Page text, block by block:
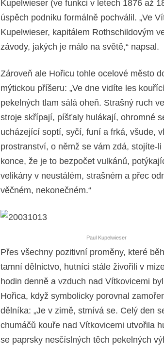
Kupelwieser (ve funkci v letech 1876 až
úspěch podniku formálně pochválil. „Ve
Kupelwieser, kapitálem Rothschildovým
závody, jakých je málo na světě,“ napsal.
Zároveň ale Hořicu tohle ocelové město
mýtickou příšeru: „Ve dne vidíte les
pekelných tlam sálá oheň. Strašný ruch
stroje skřípají, píšťaly hulákají, ohromné
ucházející soptí, syčí, funí a frká, všude,
prostranství, o němž se vám zdá, stojíte-
konce, že je to bezpočet vulkánů,
velikány v neustálém, strašném a přec
věčném, nekonečném.“
Paul Kupelwieser
Přes všechny pozitivní proměny, které
tamní dělnictvo, hutníci stále živořili v
hodin denně a vzduch nad Vítkovicemi
Hořica, když symbolicky porovnal
dělníka: „Je v zimě, stmívá se. Celý den
chumáčů kouře nad Vítkovicemi utvořila
se paprsky nesčíslných těch pekelných